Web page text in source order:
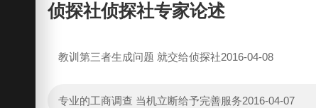
侦探社侦探社专家论述
教训第三者生成问题 就交给侦探社2016-04-08
专业的工商调查 当机立断给予完善服务2016-04-07